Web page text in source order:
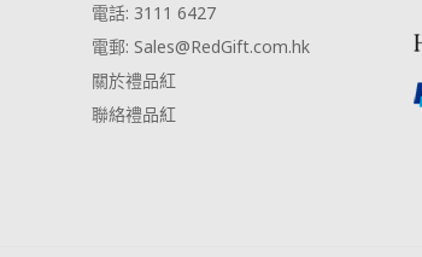
電話: 3111 6427
電郵: Sales@RedGift.com.hk
關於禮品紅
聯絡禮品紅